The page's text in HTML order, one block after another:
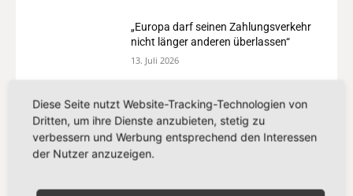
„Europa darf seinen Zahlungsverkehr
nicht länger anderen überlassen“
13. Juli 2026
„Der Kampf gegen Missbrauchsbilder
im Netz verdient mehr als eine
Übergangslösung“
8. Juli 2026
Diese Seite nutzt Website-Tracking-Technologien von
Dritten, um ihre Dienste anzubieten, stetig zu
verbessern und Werbung entsprechend den Interessen
der Nutzer anzuzeigen.